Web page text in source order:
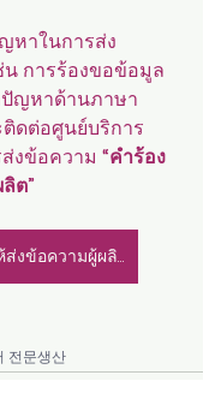
าในการส่ง
การร้องขอข้อมูล
ญหาด้านภาษา
ดต่อศูนย์บริการ
งข้อความ “คำร้อง
ต”
Click "คำขอให้ส่งข้อความผู้ผลิต"
전문생산